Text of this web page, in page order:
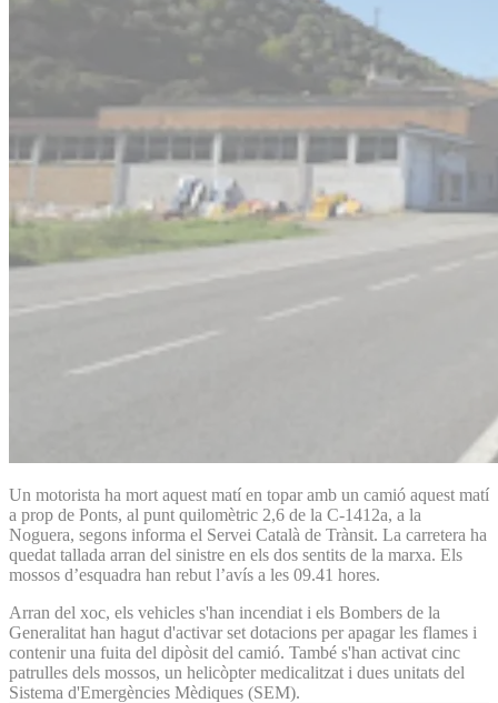
Un motorista ha mort aquest matí en topar amb un camió aquest matí
a prop de Ponts, al punt quilomètric 2,6 de la C-1412a, a la
Noguera, segons informa el Servei Català de Trànsit. La carretera ha
quedat tallada arran del sinistre en els dos sentits de la marxa. Els
mossos d’esquadra han rebut l’avís a les 09.41 hores.
Arran del xoc, els vehicles s'han incendiat i els Bombers de la
Generalitat han hagut d'activar set dotacions per apagar les flames i
contenir una fuita del dipòsit del camió. També s'han activat cinc
patrulles dels mossos, un helicòpter medicalitzat i dues unitats del
Sistema d'Emergències Mèdiques (SEM).